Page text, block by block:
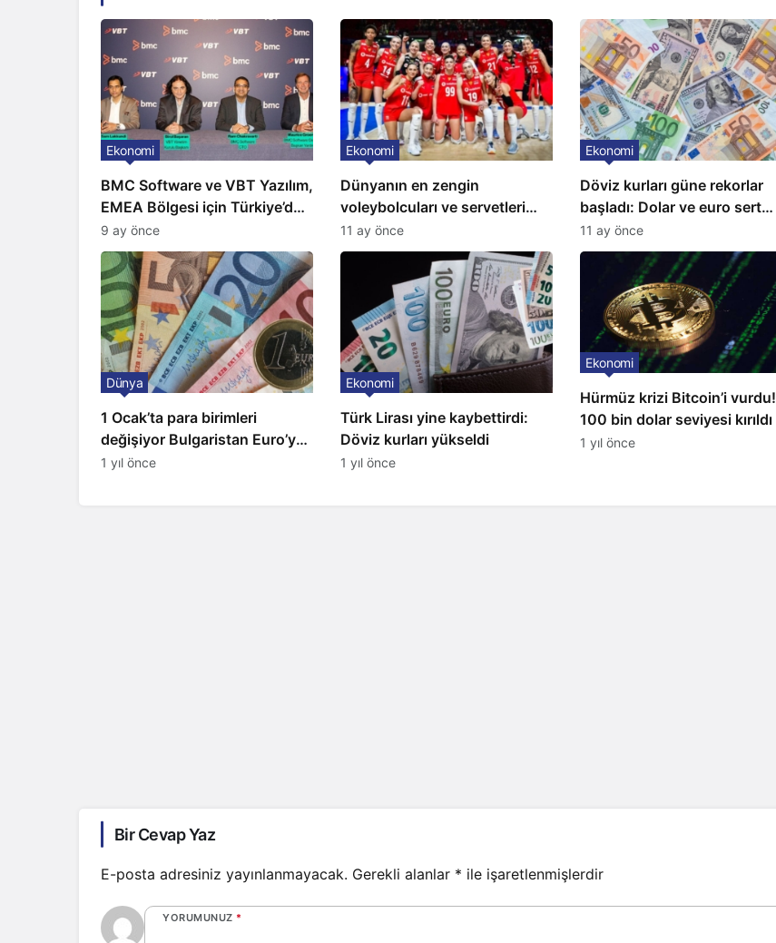
BMC Software ve VBT Yazılım,
EMEA Bölgesi için Türkiye’de
‘Mükemmeliyet Merkezi’
kuruyor
Ekonomi
9 ay önce
Dünyanın en zengin
voleybolcuları ve servetleri
açıklandı: Listede 2 Türk yıldız
bulunuyor
Ekonomi
11 ay önce
Döviz kurları güne rekorlar
başladı: Dolar ve euro sert
yükseldi
Ekonomi
11 ay önce
1 Ocak’ta para birimleri
değişiyor Bulgaristan Euro’ya
geçiyor
Dünya
1 yıl önce
Türk Lirası yine kaybettirdi:
Döviz kurları yükseldi
Ekonomi
1 yıl önce
Hürmüz krizi Bitcoin’i vurdu!
100 bin dolar seviyesi kırıldı
Ekonomi
1 yıl önce
Bir Cevap Yaz
E-posta adresiniz yayınlanmayacak. Gerekli alanlar * ile işaretlenmişlerdir
YORUMUNUZ *